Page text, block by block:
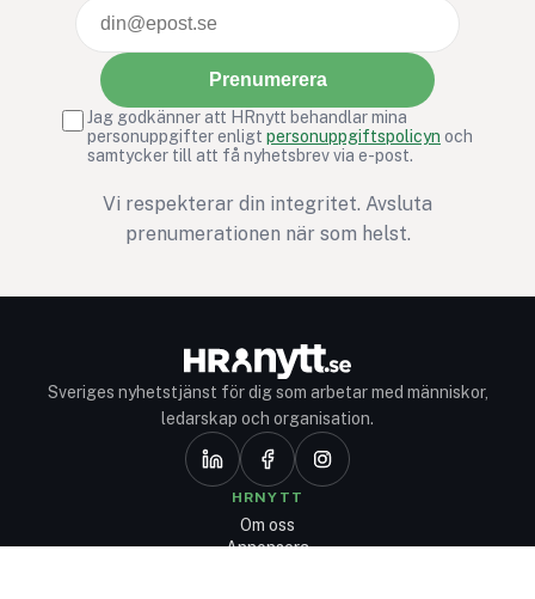
Prenumerera
Jag godkänner att HRnytt behandlar mina
personuppgifter enligt personuppgiftspolicyn och
samtycker till att få nyhetsbrev via e-post.
Vi respekterar din integritet. Avsluta
prenumerationen när som helst.
Sveriges nyhetstjänst för dig som arbetar med människor,
ledarskap och organisation.
HRNYTT
Om oss
Annonsera